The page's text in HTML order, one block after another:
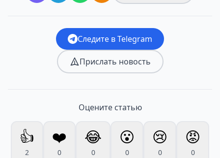
Следите в Telegram
Прислать новость
Оцените статью
👍
2
❤️
0
😂
0
😮
0
😢
0
😡
0